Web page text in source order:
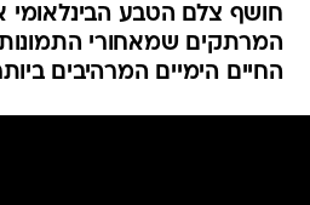
החיים הימיים המרהיבים